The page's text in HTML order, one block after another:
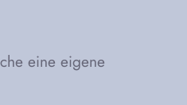
eine eigene